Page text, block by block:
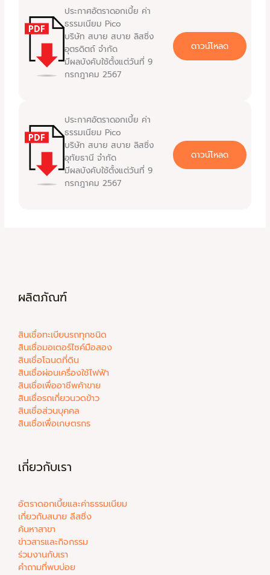
ประกาศอัตราดอกเบี้ย ค่า
ธรรมเนียม Pico
บริษัท สบาย สบาย ลิสซิ่ง
อุตรดิตถ์ จำกัด
มีผลบังคับใช้ตั้งแต่วันที่ 9
กรกฎาคม 2567
ดาวน์โหลด
ประกาศอัตราดอกเบี้ย ค่า
ธรรมเนียม Pico
บริษัท สบาย สบาย ลิสซิ่ง
อุทัยธานี จำกัด
มีผลบังคับใช้ตั้งแต่วันที่ 9
กรกฎาคม 2567
ดาวน์โหลด
ผลิตภัณฑ์
สินเชื่อทะเบียนรถทุกชนิด
สินเชื่อมอเตอร์ไซค์มือสอง
สินเชื่อโฉนดที่ดิน
สินเชื่อผ่อนเครื่องใช้ไฟฟ้า
สินเชื่อเพื่ออาชีพค้าขาย
สินเชื่อรถเกี่ยวนวดข้าว
สินเชื่อส่วนบุคคล
สินเชื่อเพื่อเกษตรกร
เกี่ยวกับเรา
อัตราดอกเบี้ยและค่าธรรมเนียม
เกี่ยวกับสบาย ลีสซิ่ง
ค้นหาสาขา
ข่าวสารและกิจกรรม
ร่วมงานกับเรา
คำถามที่พบบ่อย